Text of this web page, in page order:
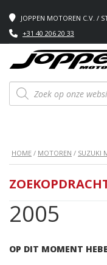
JOPPEN MOTOREN C.V. /
+31 40 206 20 33
Producten
zoeken
HOME / MOTOREN / SUZUKI
2005
OP DIT MOMENT